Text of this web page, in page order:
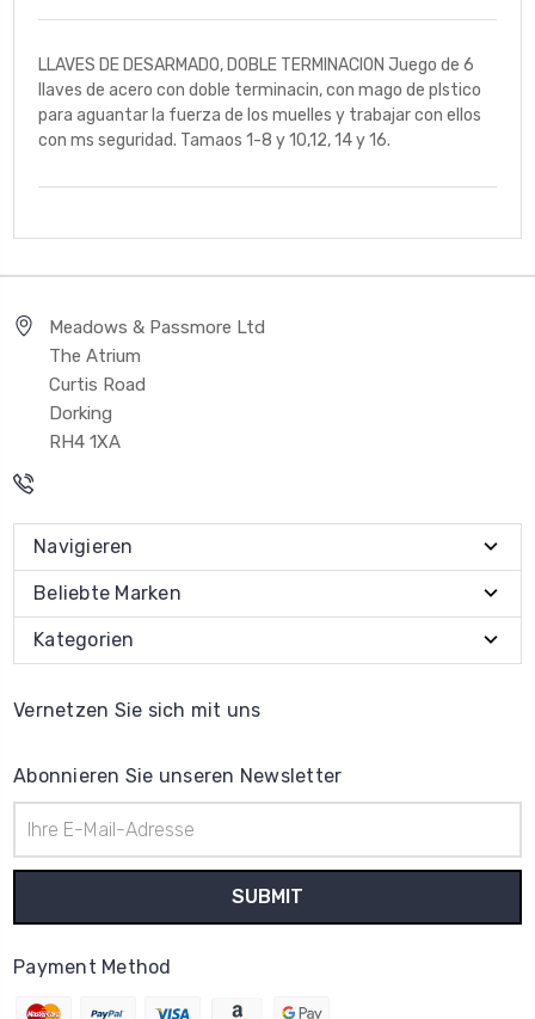
LLAVES DE DESARMADO, DOBLE TERMINACION Juego de 6
llaves de acero con doble terminacin, con mago de plstico
para aguantar la fuerza de los muelles y trabajar con ellos
con ms seguridad. Tamaos 1-8 y 10,12, 14 y 16.
Meadows & Passmore Ltd
The Atrium
Curtis Road
Dorking
RH4 1XA
Navigieren
Beliebte Marken
Kategorien
Vernetzen Sie sich mit uns
Abonnieren Sie unseren Newsletter
Mail-
Adresse
Payment Method